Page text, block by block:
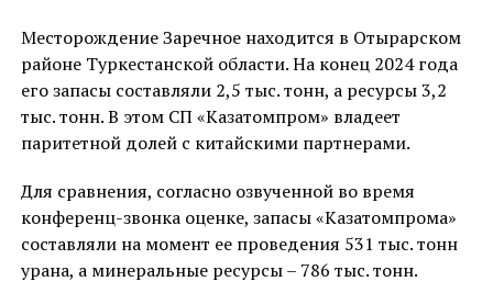
Месторождение Заречное находится в Отырарском
районе Туркестанской области. На конец 2024 года
его запасы составляли 2,5 тыс. тонн, а ресурсы 3,2
тыс. тонн. В этом СП «Казатомпром» владеет
паритетной долей с китайскими партнерами.
Для сравнения, согласно озвученной во время
конференц-звонка оценке, запасы «Казатомпрома»
составляли на момент ее проведения 531 тыс. тонн
урана, а минеральные ресурсы – 786 тыс. тонн.